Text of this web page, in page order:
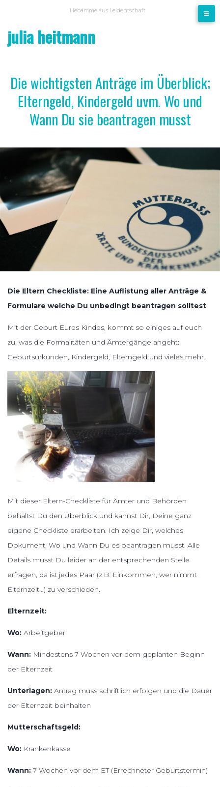
content
Hebamme aus Leidentschaft
julia heitmann
Die wichtigsten Anträge im Überblick;
Elterngeld, Kindergeld uvm. Wo und
Wann Du sie beantragen musst
Die Eltern Checkliste: Eine Auflistung aller Anträge &
Formulare welche Du unbedingt beantragen solltest
Mit der Geburt Eures Kindes, kommt so einiges auf euch
zu, was die Formalitäten und Ämtergänge angeht:
Geburtsurkunden, Kindergeld, Elterngeld und vieles mehr.
Mit dieser Eltern-Checkliste für Ämter und Behörden
behältst Du den Überblick und kannst Dir, Deine ganz
eigene Checkliste erarbeiten. Ich zeige Dir, welches
Dokument, Wo und Wann Du es beantragen musst. Alle
Details musst Du leider an der entsprechenden Stelle
erfragen, da ist jedes Paar (z.B. Einkommen, wer nimmt
Elternzeit…) zu verschieden.
Elternzeit:
Wo: Arbeitgeber
Wann: Mindestens 7 Wochen vor dem geplanten Beginn
der Elternzeit
Unterlagen: Antrag muss schriftlich erfolgen und die Dauer
der Elternzeit beinhalten
Mutterschaftsgeld:
Wo: Krankenkasse
Wann: 7 Wochen vor dem ET (Errechneter Geburtstermin)